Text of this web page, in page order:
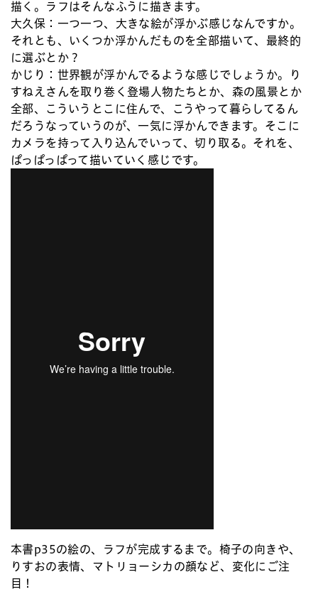
描く。ラフはそんなふうに描きます。
大久保： 一つ一つ、大きな絵が浮かぶ感じなんですか。
それとも、いくつか浮かんだものを全部描いて、最終的
に選ぶとか？
かじり： 世界観が浮かんでるような感じでしょうか。り
すねえさんを取り巻く登場人物たちとか、森の風景とか
全部、こういうとこに住んで、こうやって暮らしてるん
だろうなっていうのが、一気に浮かんできます。そこに
カメラを持って入り込んでいって、切り取る。それを、
ぱっぱっぱって描いていく感じです。
本書p35の絵の、ラフが完成するまで。椅子の向きや、
りすおの表情、マトリョーシカの顔など、変化にご注
目！